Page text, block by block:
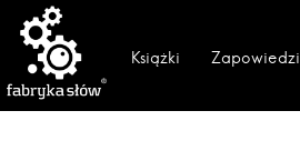
Książki Zapowiedzi